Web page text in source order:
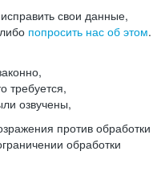
свои данные,
попросить нас об этом.
требуется,
озвучены,
против обработки
обработки